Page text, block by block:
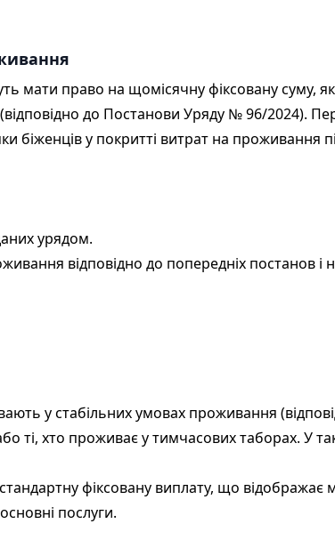
мати право на щомісячну фіксовану суму,
до Постанови Уряду № 96/2024).
у покритті витрат на проживання під
урядом.
відповідно до попередніх постанов і
у стабільних умовах проживання
ті, хто проживає у тимчасових таборах. У
фіксовану виплату, що
послуги.